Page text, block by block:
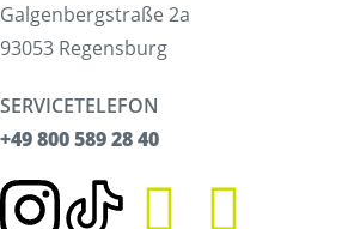
Galgenbergstraße 2a
93053 Regensburg
SERVICETELEFON
+49 800 589 28 40